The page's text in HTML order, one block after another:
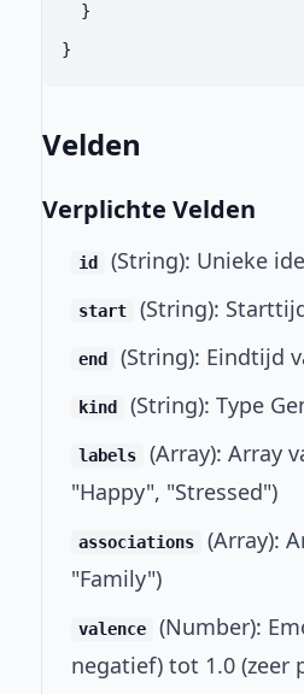
  }
Velden
Verplichte Velden
id (String): Unieke
start (String):
end (String): Eindtijd
kind (String): Type
labels (Array): Array
"Happy", "Stressed")
associations (Array):
"Family")
valence
(Number):
negatief) tot 1.0 (zeer